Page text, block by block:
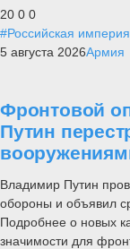
20 0 0
#Российская империя
5 августа 2026Армия
Фронтовой
Путин
Владимир Путин
обороны и объявил
Подробнее о новых
значимости для